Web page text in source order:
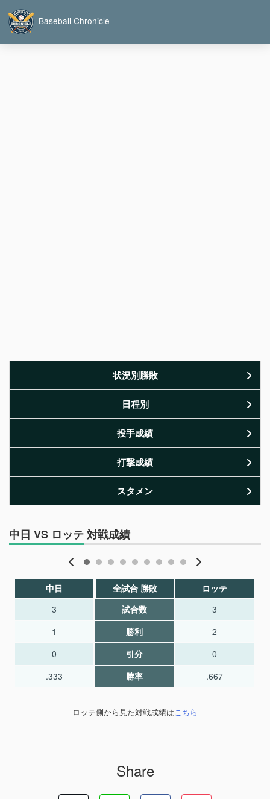
Baseball Chronicle
状況別勝敗
日程別
投手成績
打撃成績
スタメン
中日 VS ロッテ 対戦成績
中日 全試合 勝敗
ロッテ
3
試合数
3
1
勝利
2
0
引分
0
.333
勝率 .667
ロッテ側から見た対戦成績はこちら
Share